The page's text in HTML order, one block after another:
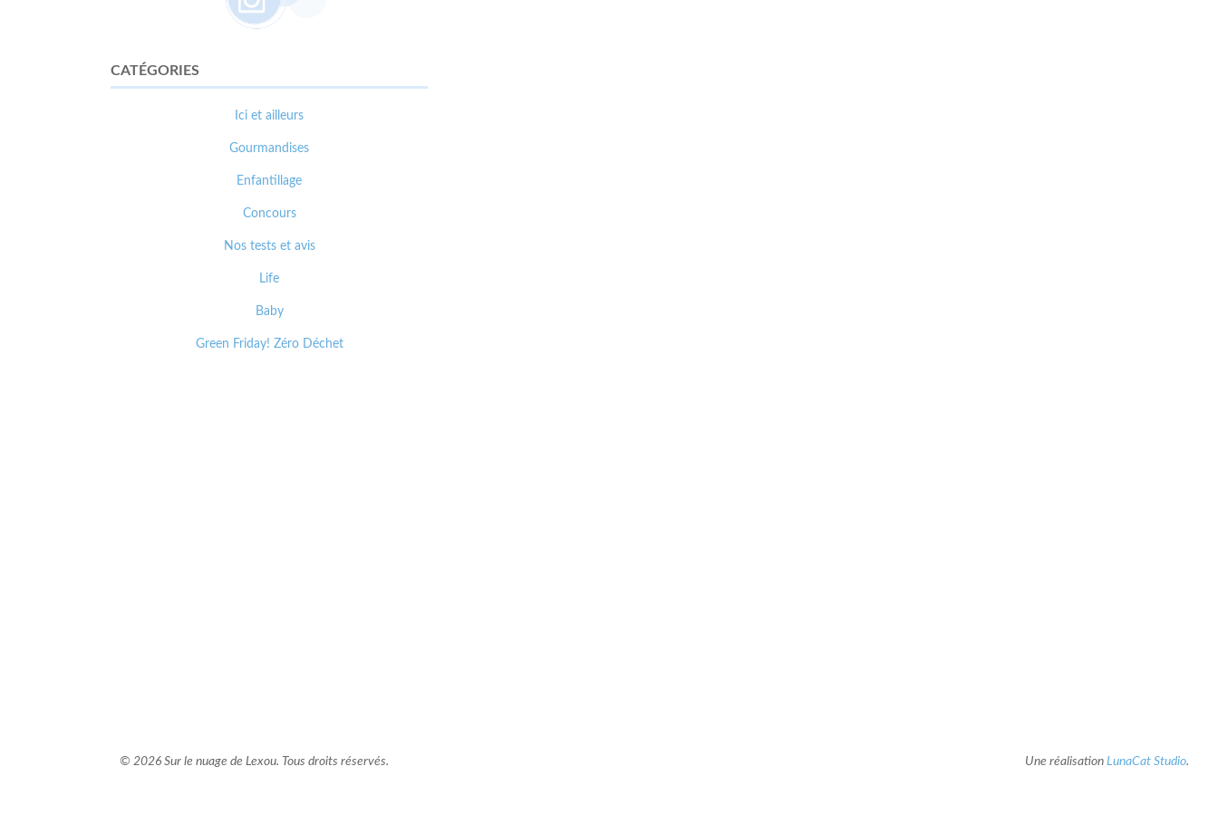
CATÉGORIES
Ici et ailleurs
Gourmandises
Enfantillage
Concours
Nos tests et avis
Life
Baby
Green Friday! Zéro Déchet
© 2026 Sur le nuage de Lexou. Tous droits réservés. Une réalisation LunaCat Studio.